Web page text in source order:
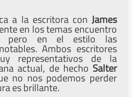
a la escritora con James
en los temas encuentro
pero en el estilo las
Ambos escritores
representativos de la
actual, de hechoSalter
no nos podemos perder
es brillante.